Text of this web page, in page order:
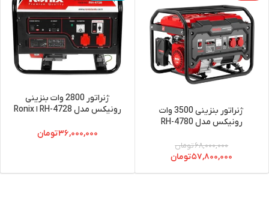
ژنراتور بنزینی 3500 وات
رونیکس مدل RH-4780
۶۸,۰۰۰,۰۰۰تومان
۵۷,۸۰۰,۰۰۰تومان
ژنراتور 2800 وات بنزینی
رونیکس مدل RH-4728 ا Ronix
۳۶,۰۰۰,۰۰۰تومان